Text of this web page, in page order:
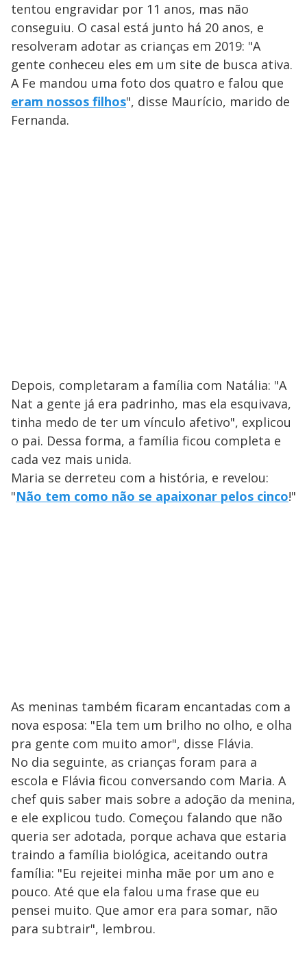
tentou engravidar por 11 anos, mas não
conseguiu. O casal está junto há 20 anos, e
resolveram adotar as crianças em 2019: "A
gente conheceu eles em um site de busca ativa.
A Fe mandou uma foto dos quatro e falou que
eram nossos filhos", disse Maurício, marido de
Fernanda.
Depois, completaram a família com Natália: "A
Nat a gente já era padrinho, mas ela esquivava,
tinha medo de ter um vínculo afetivo", explicou
o pai. Dessa forma, a família ficou completa e
cada vez mais unida.
Maria se derreteu com a história, e revelou:
"Não tem como não se apaixonar pelos cinco!"
As meninas também ficaram encantadas com a
nova esposa: "Ela tem um brilho no olho, e olha
pra gente com muito amor", disse Flávia.
No dia seguinte, as crianças foram para a
escola e Flávia ficou conversando com Maria. A
chef quis saber mais sobre a adoção da menina,
e ele explicou tudo. Começou falando que não
queria ser adotada, porque achava que estaria
traindo a família biológica, aceitando outra
família: "Eu rejeitei minha mãe por um ano e
pouco. Até que ela falou uma frase que eu
pensei muito. Que amor era para somar, não
para subtrair", lembrou.